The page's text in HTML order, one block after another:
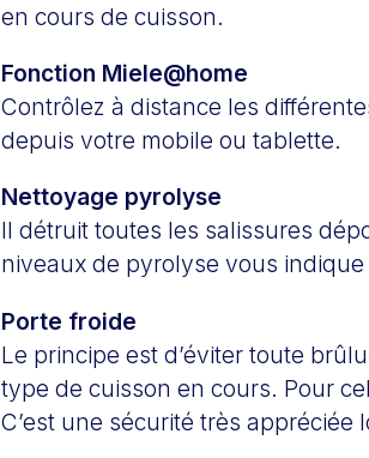
en cours de cuisson.
Fonction Miele@home
Contrôlez à distance les
depuis votre mobile ou tablette.
Nettoyage pyrolyse
Il détruit toutes les salissures
niveaux de pyrolyse vous
Porte froide
Le principe est d’éviter toute
type de cuisson en cours. Pour
C’est une sécurité très appréciée